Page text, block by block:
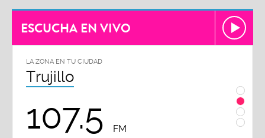
ESCUCHA EN VIVO
LA ZONA EN TU CIUDAD
Trujillo
107.5 FM